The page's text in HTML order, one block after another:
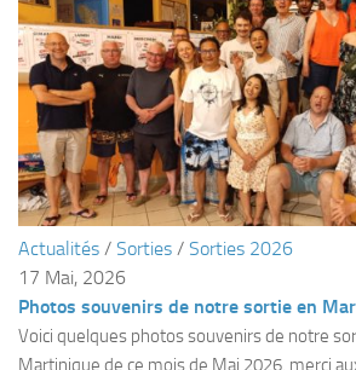
Sorties 2026
Sorties 2025
Sorties 2024
Sorties 2023
Sorties 2022
Sorties 2021
Sorties 2020
Sorties 2019
Sorties 2018
Actualités / Sorties / Sorties 2026
17 Mai, 2026
Photos souvenirs de notre sortie en
Voici quelques photos souvenirs de notre
Martinique de ce mois de Mai 2026, merci